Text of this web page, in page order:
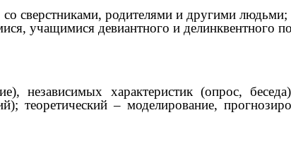
сверстниками, родителями и другими людьми;
учащимися девиантного и делинквентного
независимых характеристик (опрос,
теоретический – моделирование,